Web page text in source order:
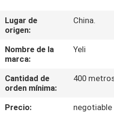
SOBRE
NOSOTROS
VIAJE
DE
LA
Lugar de
origen:
China.
Nombre de la
marca:
Yeli
Cantidad de
orden mínima:
400
Precio:
negotiable